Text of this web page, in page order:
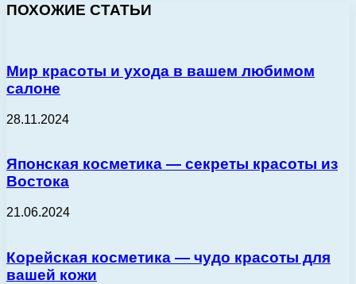
ПОХОЖИЕ СТАТЬИ
Мир красоты и ухода в вашем любимом
салоне
28.11.2024
Японская косметика — секреты красоты из
Востока
21.06.2024
Корейская косметика — чудо красоты для
вашей кожи